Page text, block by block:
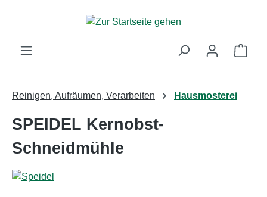
Zum Hauptinhalt springen
Reinigen, Aufräumen, Verarbeiten Hausmosterei
SPEIDEL Kernobst-
Schneidmühle